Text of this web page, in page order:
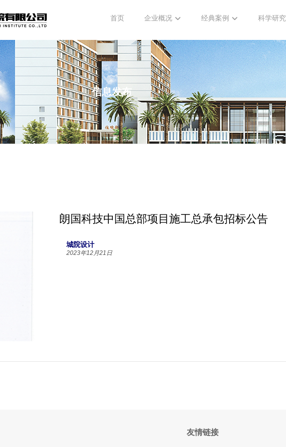
首页 企业概况 经典案例 科学研究
信息发布
朗国科技中国总部项目施工总承包招标公告
城院设计
2023年12月21日
友情链接